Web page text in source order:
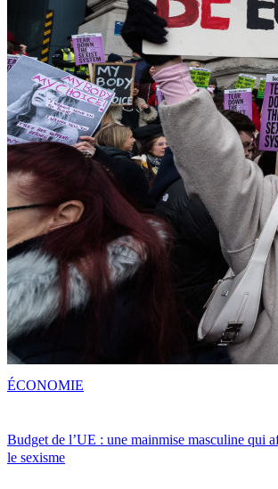
Budget de l’UE : une mainmise masculine qui
le sexisme
ÉCONOMIE